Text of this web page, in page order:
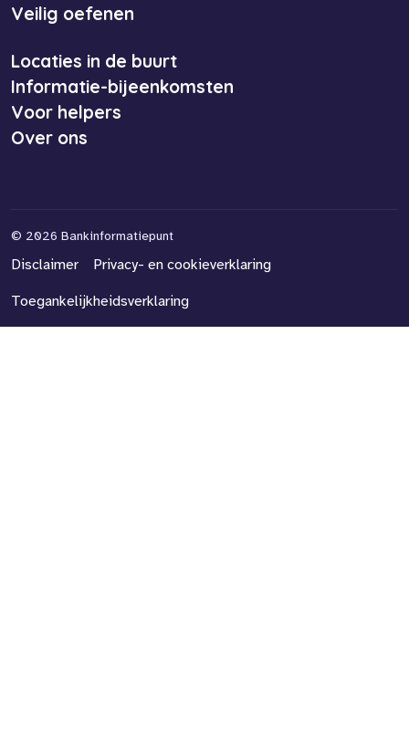
Veilig oefenen
Locaties in de buurt
Informatie-bijeenkomsten
Voor helpers
Over ons
© 2026 Bankinformatiepunt
Disclaimer
Privacy- en cookieverklaring
Toegankelijkheidsverklaring